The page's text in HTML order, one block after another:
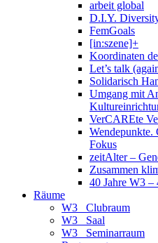
arbeit global
D.I.Y.
FemGoals
[in:szene]+
Koordinaten
Let’s talk
Solidarisch
Umgang mit
VerCAREte
Wendepunkte.
Fokus
zeitAlter –
Zusammen
40 Jahre W3 –
Räume
W3_ Clubraum
W3_ Saal
W3_ Seminarraum